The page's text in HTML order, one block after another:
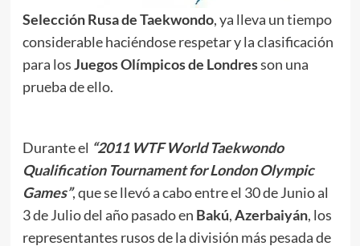
Selección Rusa de Taekwondo, ya lleva un tiempo
considerable haciéndose respetar y la clasificación
para losJuegos Olímpicos de Londresson una
prueba de ello.
Durante el “2011 WTF World Taekwondo
Qualification Tournament for London Olympic
Games”, que se llevó a cabo entre el 30 de Junio al
3 de Julio del año pasado en Bakú,Azerbaiyán, los
representantes rusos de la división más pesada de